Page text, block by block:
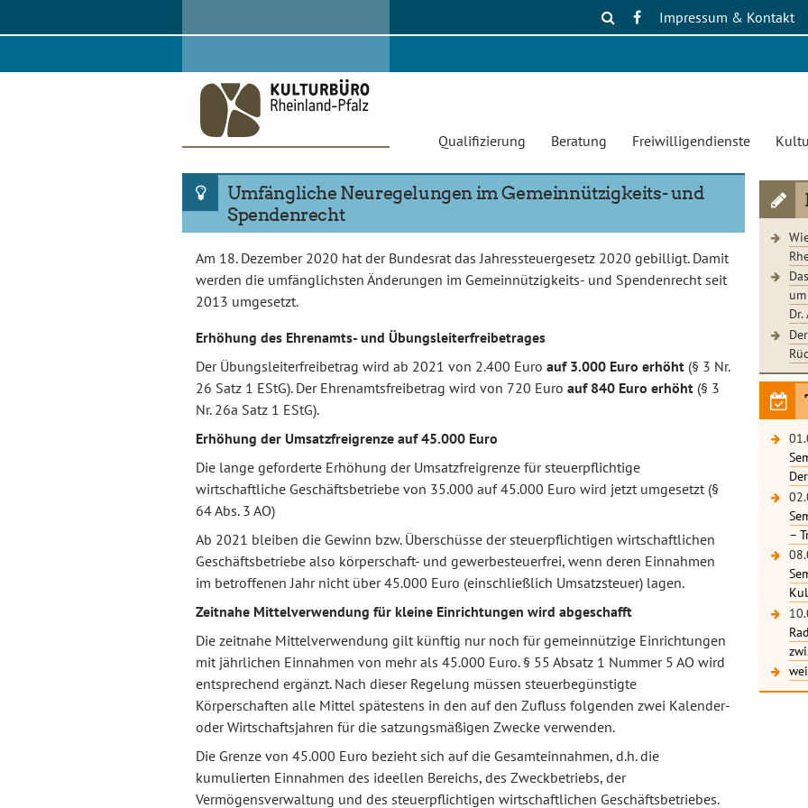
content
Impressum & Kontakt
Qualifizierung Beratung Freiwilligendienste
Umfängliche Neuregelungen im Gemeinnützigkeits- und
Spendenrecht
Am 18. Dezember 2020 hat der Bundesrat das Jahressteuergesetz 2020 gebilligt. Damit
werden die umfänglichsten Änderungen im Gemeinnützigkeits- und Spendenrecht seit
2013 umgesetzt.
Erhöhung des Ehrenamts- und Übungsleiterfreibetrages
Der Übungsleiterfreibetrag wird ab 2021 von 2.400 Euro auf 3.000 Euro erhöht (§ 3 Nr.
26 Satz 1 EStG). Der Ehrenamtsfreibetrag wird von 720 Euro auf 840 Euro erhöht (§ 3
Nr. 26a Satz 1 EStG).
Erhöhung der Umsatzfreigrenze auf 45.000 Euro
Die lange geforderte Erhöhung der Umsatzfreigrenze für steuerpflichtige
wirtschaftliche Geschäftsbetriebe von 35.000 auf 45.000 Euro wird jetzt umgesetzt (§
64 Abs. 3 AO)
Ab 2021 bleiben die Gewinn bzw. Überschüsse der steuerpflichtigen wirtschaftlichen
Geschäftsbetriebe also körperschaft- und gewerbesteuerfrei, wenn deren Einnahmen
im betroffenen Jahr nicht über 45.000 Euro (einschließlich Umsatzsteuer) lagen.
Zeitnahe Mittelverwendung für kleine Einrichtungen wird abgeschafft
Die zeitnahe Mittelverwendung gilt künftig nur noch für gemeinnützige Einrichtungen
mit jährlichen Einnahmen von mehr als 45.000 Euro. § 55 Absatz 1 Nummer 5 AO wird
entsprechend ergänzt. Nach dieser Regelung müssen steuerbegünstigte
Körperschaften alle Mittel spätestens in den auf den Zufluss folgenden zwei Kalender-
oder Wirtschaftsjahren für die satzungsmäßigen Zwecke verwenden.
Die Grenze von 45.000 Euro bezieht sich auf die Gesamteinnahmen, d.h. die
kumulierten Einnahmen des ideellen Bereichs, des Zweckbetriebs, der
Vermögensverwaltung und des steuerpflichtigen wirtschaftlichen Geschäftsbetriebes.
–